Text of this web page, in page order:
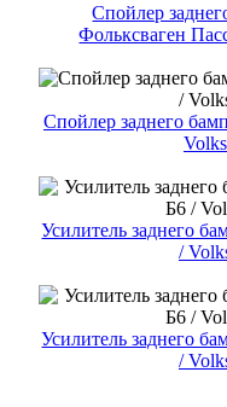
Спойлер
Фольксваген
Спойлер заднего
Усилитель заднего
/
Усилитель заднего
/